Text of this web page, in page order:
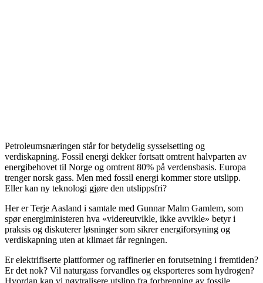
Petroleumsnæringen står for betydelig sysselsetting og
verdiskapning. Fossil energi dekker fortsatt omtrent halvparten av
energibehovet til Norge og omtrent 80% på verdensbasis. Europa
trenger norsk gass. Men med fossil energi kommer store utslipp.
Eller kan ny teknologi gjøre den utslippsfri?
Her er Terje Aasland i samtale med Gunnar Malm Gamlem, som
spør energiministeren hva «videreutvikle, ikke avvikle» betyr i
praksis og diskuterer løsninger som sikrer energiforsyning og
verdiskapning uten at klimaet får regningen.
Er elektrifiserte plattformer og raffinerier en forutsetning i fremtiden?
Er det nok? Vil naturgass forvandles og eksporteres som hydrogen?